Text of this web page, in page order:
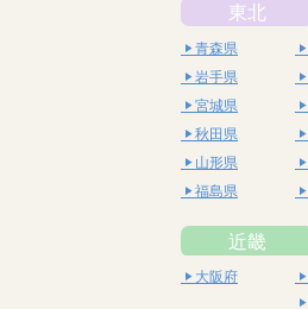
東北
青森県
岩手県
宮城県
秋田県
山形県
福島県
近畿
大阪府